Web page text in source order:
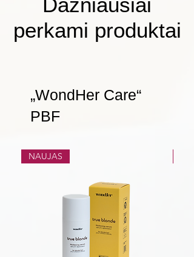
Dažniausiai
perkami produktai
„WondHer Care“
PBF
NAUJAS